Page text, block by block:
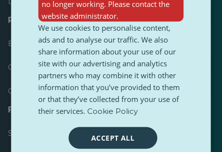
Ressources pour les journalistes
Boîtes à outils
Guide de style de contenu PulseZ
Guide de publication pour les contributeurs PulseZ
FAQ
Soumettre une demande
no longer working. Please contact the
website administrator.
We use cookies to personalise content,
ads and to analyse our traffic. We also
share information about your use of our
site with our advertising and analytics
partners who may combine it with other
information that you’ve provided to them
or that they’ve collected from your use of
their services. Cookie Policy
ACCEPT ALL